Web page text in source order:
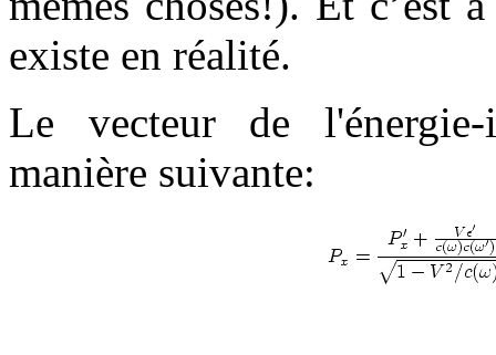
existe en réalité.
Le vecteur de
manière suivante: